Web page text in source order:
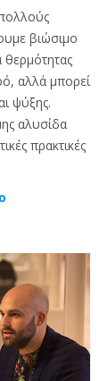
βιώσιμο
αλλά μπορεί
ψύξης.
αλυσίδα
πρακτικές